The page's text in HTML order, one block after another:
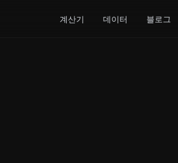
계산기 데이터 블로그